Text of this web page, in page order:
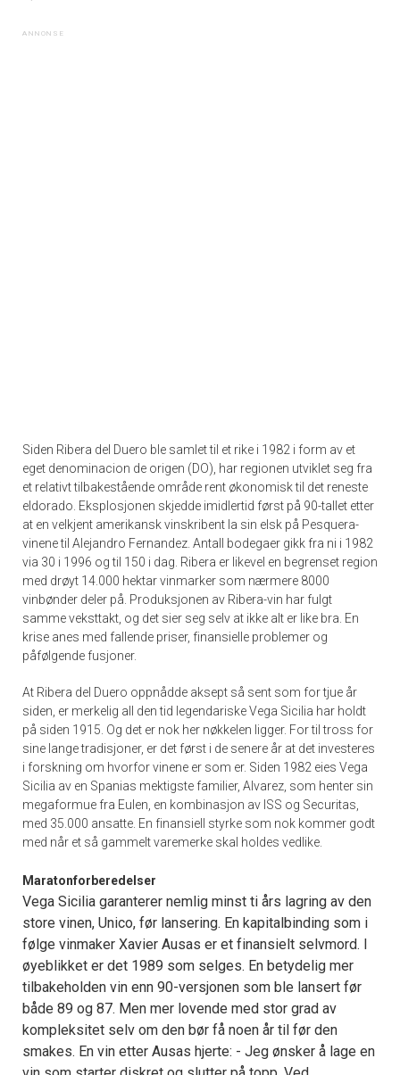
Siden Ribera del Duero ble samlet til et rike i 1982 i form av et
eget denominacion de origen (DO), har regionen utviklet seg fra
et relativt tilbakestående område rent økonomisk til det reneste
eldorado. Eksplosjonen skjedde imidlertid først på 90-tallet etter
at en velkjent amerikansk vinskribent la sin elsk på Pesquera-
vinene til Alejandro Fernandez. Antall bodegaer gikk fra ni i 1982
via 30 i 1996 og til 150 i dag. Ribera er likevel en begrenset region
med drøyt 14.000 hektar vinmarker som nærmere 8000
vinbønder deler på. Produksjonen av Ribera-vin har fulgt
samme veksttakt, og det sier seg selv at ikke alt er like bra. En
krise anes med fallende priser, finansielle problemer og
påfølgende fusjoner.
At Ribera del Duero oppnådde aksept så sent som for tjue år
siden, er merkelig all den tid legendariske Vega Sicilia har holdt
på siden 1915. Og det er nok her nøkkelen ligger. For til tross for
sine lange tradisjoner, er det først i de senere år at det investeres
i forskning om hvorfor vinene er som er. Siden 1982 eies Vega
Sicilia av en Spanias mektigste familier, Alvarez, som henter sin
megaformue fra Eulen, en kombinasjon av ISS og Securitas,
med 35.000 ansatte. En finansiell styrke som nok kommer godt
med når et så gammelt varemerke skal holdes vedlike.
Maratonforberedelser
Vega Sicilia garanterer nemlig minst ti års lagring av den
store vinen, Unico, før lansering. En kapitalbinding som i
følge vinmaker Xavier Ausas er et finansielt selvmord. I
øyeblikket er det 1989 som selges. En betydelig mer
tilbakeholden vin enn 90-versjonen som ble lansert før
både 89 og 87. Men mer lovende med stor grad av
kompleksitet selv om den bør få noen år til før den
smakes. En vin etter Ausas hjerte: - Jeg ønsker å lage en